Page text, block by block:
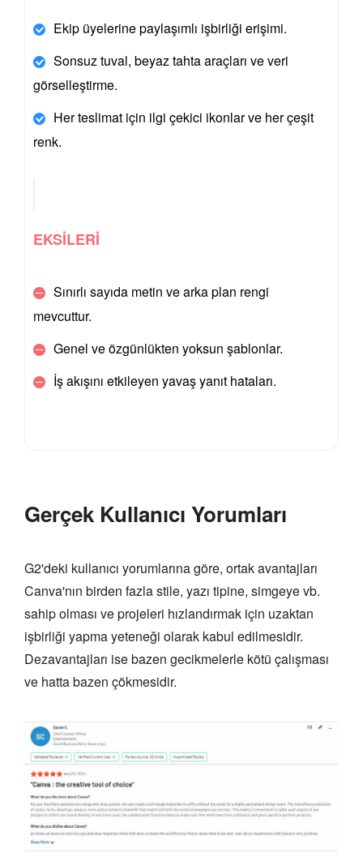
Ekip üyelerine paylaşımlı işbirliği erişimi.
Sonsuz tuval, beyaz tahta araçları ve veri
görselleştirme.
Her teslimat için ilgi çekici ikonlar ve her çeşit
renk.
EKSİLERİ
Sınırlı sayıda metin ve arka plan rengi
mevcuttur.
Genel ve özgünlükten yoksun şablonlar.
İş akışını etkileyen yavaş yanıt hataları.
Gerçek Kullanıcı Yorumları
G2'deki kullanıcı yorumlarına göre, ortak avantajları
Canva'nın birden fazla stile, yazı tipine, simgeye vb.
sahip olması ve projeleri hızlandırmak için uzaktan
işbirliği yapma yeteneği olarak kabul edilmesidir.
Dezavantajları ise bazen gecikmelerle kötü çalışması
ve hatta bazen çökmesidir.